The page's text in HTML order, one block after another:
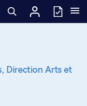
Direction Arts et